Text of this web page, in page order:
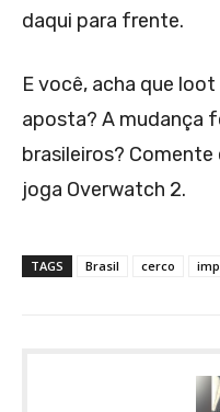
daqui para frente.
E você, acha que
aposta? A mudança
brasileiros?
joga Overwatch 2.
TAGS Brasil cerco